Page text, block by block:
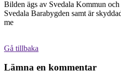
Bilden ägs av Svedala Kommun
Svedala Barabygden samt är
me
Gå tillbaka
Lämna en kommentar